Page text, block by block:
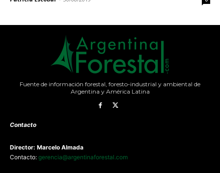
Fuente de información forestal, foresto-industrial y ambiental de
Argentina y América Latina
Contacto
Director: Marcelo Almada
Contacto: gerencia@argentinaforestal.com